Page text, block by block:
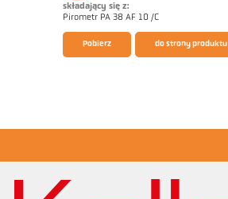
składający się z:
Pirometr PA 38 AF 10 /C
Pobierz do strony produktu